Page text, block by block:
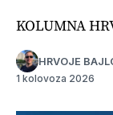
KOLUMNA
HRVOJE
1 kolovoza 2026